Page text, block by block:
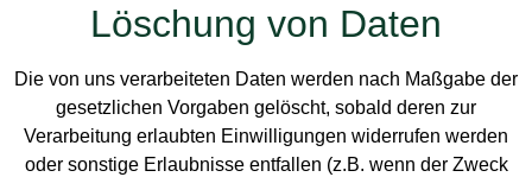
Löschung von Daten
Die von uns verarbeiteten Daten werden nach Maßgabe der
gesetzlichen Vorgaben gelöscht, sobald deren zur
Verarbeitung erlaubten Einwilligungen widerrufen werden
oder sonstige Erlaubnisse entfallen (z.B. wenn der Zweck